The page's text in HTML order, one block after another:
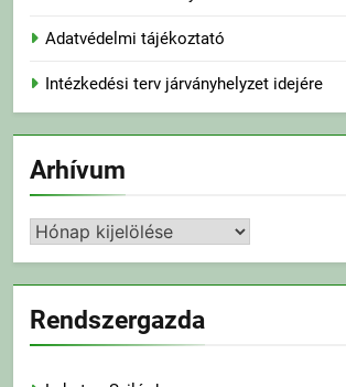
Adatvédelmi tájékoztató
Intézkedési terv járványhelyzet idejére
Arhívum
Arhívum
Rendszergazda